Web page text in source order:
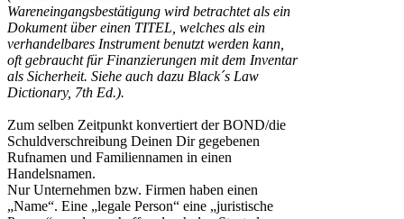
Wareneingangsbestätigung wird betrachtet als ein
Dokument über einen TITEL, welches als ein
verhandelbares Instrument benutzt werden kann,
oft gebraucht für Finanzierungen mit dem Inventar
als Sicherheit. Siehe auch dazu Black´s Law
Dictionary, 7th Ed.).
Zum selben Zeitpunkt konvertiert der BOND/die
Schuldverschreibung Deinen Dir gegebenen
Rufnamen und Familiennamen in einen
Handelsnamen.
Nur Unternehmen bzw. Firmen haben einen
„Name“. Eine „legale Person“ eine „juristische